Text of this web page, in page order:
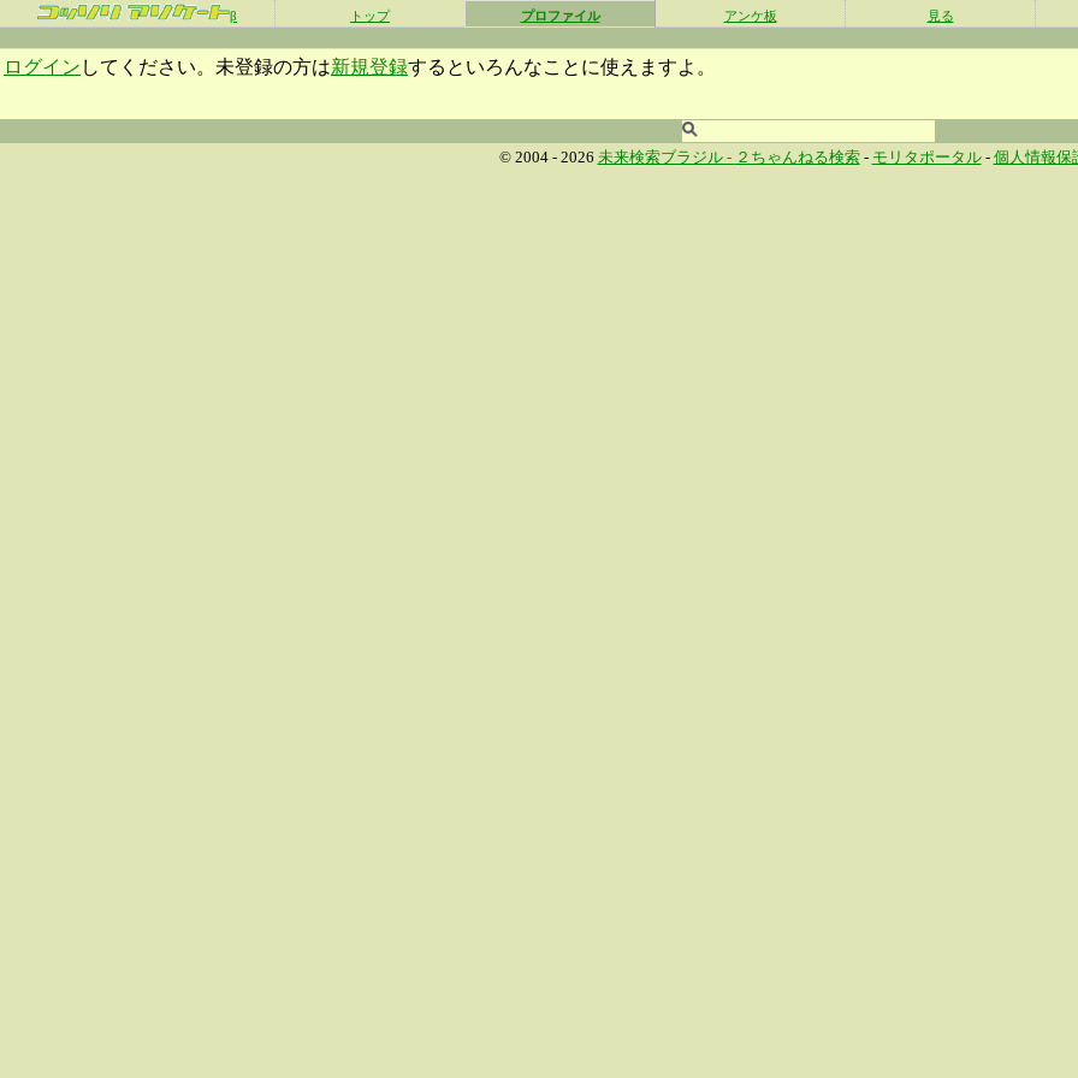
β トップ プロファイル アンケ板 見る
ログイン してください。未登録の方は新規登録するといろんなことに使えますよ。
© 2004 - 2026 未来検索ブラジル - ２ちゃんねる検索- モリタポータル- 個人情報保